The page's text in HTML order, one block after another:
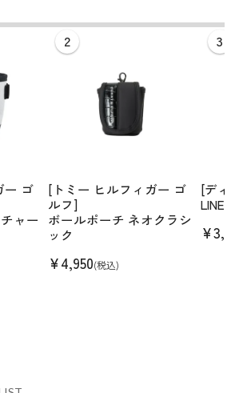
ー ゴ
ャー
[トミー ヒルフィガー ゴ
ルフ]
ボールポーチ ネオクラシ
ック
¥4,950(税込)
[ディ
¥